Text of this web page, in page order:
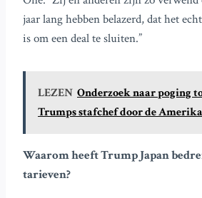
jaar lang hebben belazerd, dat het
is om een deal te sluiten.”
LEZEN Onderzoek naar poging
Trumps stafchef door de
Waarom heeft Trump Japan
tarieven?